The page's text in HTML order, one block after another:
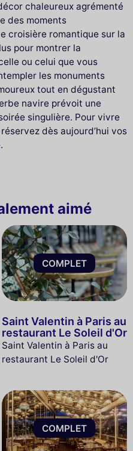
chaleureux agrémenté
des moments
croisière romantique sur la
pour montrer la
ou celui que vous
les monuments
tout en dégustant
navire prévoit une
singulière. Pour vivre
dès aujourd’hui vos
aimé
COMPLET
Saint Valentin à Paris au
restaurant Le Soleil d'Or
Saint Valentin à Paris au
restaurant Le Soleil d'Or
COMPLET